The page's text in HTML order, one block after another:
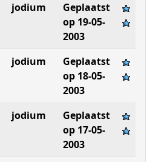
jodium
Geplaatst
op 19-05-
2003
jodium
Geplaatst
op 18-05-
2003
jodium
Geplaatst
op 17-05-
2003